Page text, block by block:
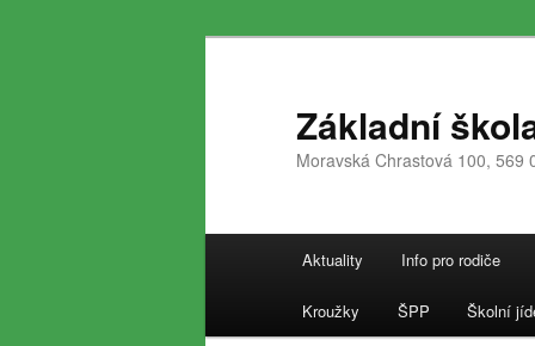
Základní
Moravská Chrastová 100, 569
Aktuality Info pro rodiče
Kroužky ŠPP Školní